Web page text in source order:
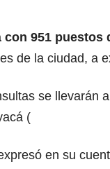
con 951 puestos
de la ciudad, a
se llevarán
(
en su